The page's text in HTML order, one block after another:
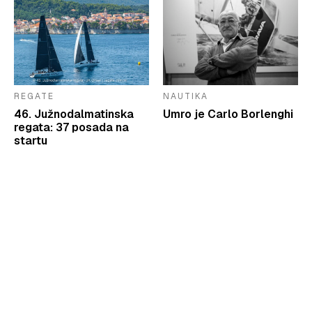
REGATE
46. Južnodalmatinska
regata: 37 posada na
startu
NAUTIKA
Umro je Carlo Borlenghi